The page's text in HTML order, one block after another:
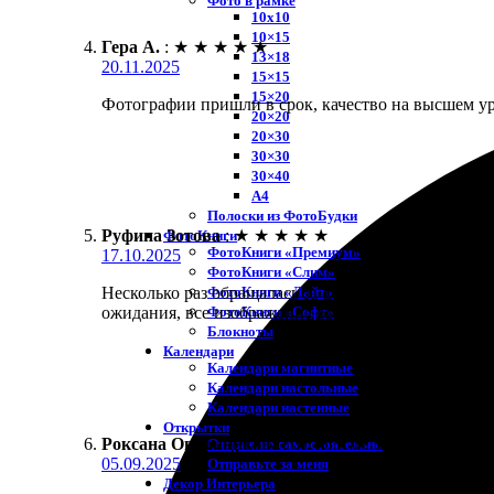
10х10
10×15
13×18
15×15
15×20
20×20
20×30
30×30
30×40
A4
Полоски из ФотоБудки
ФотоКниги
ФотоКниги «Премиум»
ФотоКниги «Слим»
ФотоКниги «Лайт»
ФотоКниги «Софт»
Блокноты
Календари
Календари магнитные
Календари настольные
Календари настенные
Открытки
Отправлю самостоятельно
Отправьте за меня
Декор Интерьера
Гера А. : ★ ★ ★ ★ ★
20.11.2025
Фотографии пришли в срок, качество на высшем
Руфина Зотова : ★ ★ ★ ★ ★
17.10.2025
Несколько раз обращалась за фотопечатью. Всё
ожидания, все изображение выглядит отлично!
Роксана Овчинникова : ★ ★ ★ ★ ★
05.09.2025